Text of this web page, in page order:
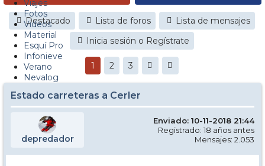
Viajes
Fotos
Videos
Material
Esquí Pro
Infonieve
Verano
Nevalog
Destacado Lista de foros
Lista de mensajes
Inicia sesión o Regístrate
1 2 3
Estado carreteras a Cerler
depredador
Enviado: 10-11-2018 21:44
Registrado: 18 años antes
Mensajes: 2.053